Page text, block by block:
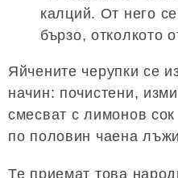
калций. От него
бързо, отколкото
Яйчените черупки се
начин: почистени,
смесват с лимонов
по половин чаена
Те приемат това